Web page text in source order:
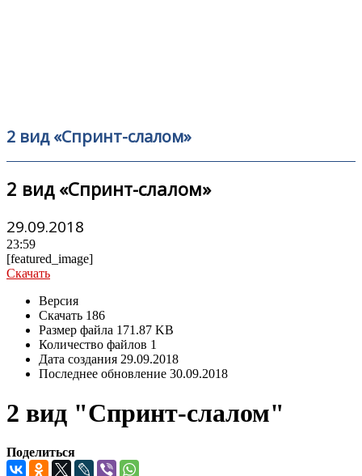
2 вид «Спринт-слалом»
2 вид «Спринт-слалом»
29.09.2018
23:59
[featured_image]
Скачать
Версия
Скачать 186
Размер файла 171.87 KB
Количество файлов 1
Дата создания 29.09.2018
Последнее обновление 30.09.2018
2 вид "Спринт-слалом"
Поделиться